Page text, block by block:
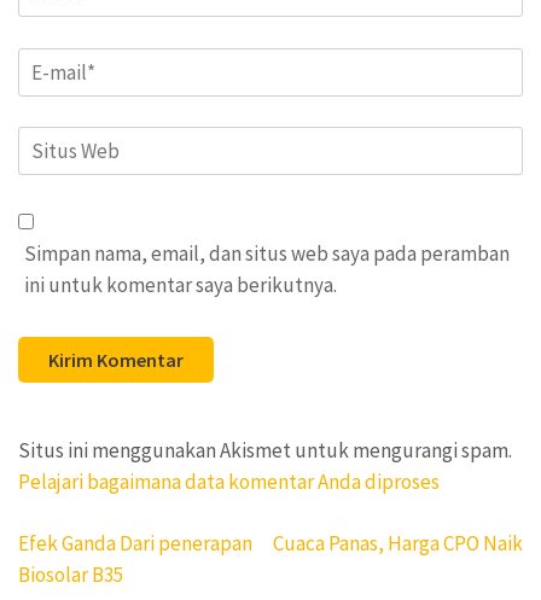
Email*
Situs
Web
Simpan nama, email, dan situs web saya pada peramban
ini untuk komentar saya berikutnya.
Situs ini menggunakan Akismet untuk mengurangi spam.
Pelajari bagaimana data komentar Anda diproses
Navigasi
pos
Efek Ganda Dari penerapan
Biosolar B35
Cuaca Panas, Harga CPO Naik